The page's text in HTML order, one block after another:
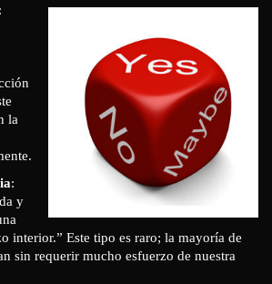
:
la
:
y
interior.” Este tipo es raro; la mayoría de
sin requerir mucho esfuerzo de nuestra